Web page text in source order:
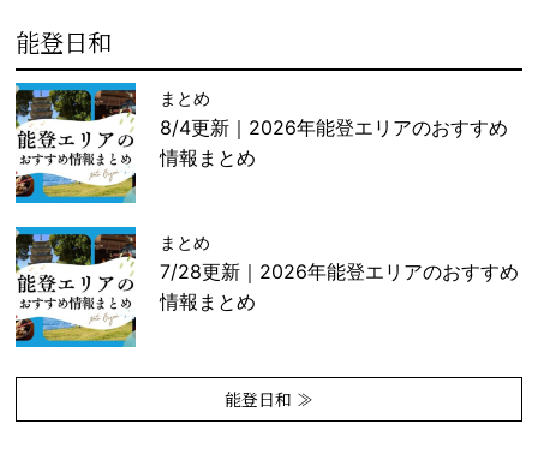
能登日和
まとめ
8/4更新｜2026年能登エリアのおすすめ
情報まとめ
まとめ
7/28更新｜2026年能登エリアのおすすめ
情報まとめ
能登日和 ≫